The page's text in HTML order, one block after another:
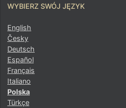
WYBIERZ SWÓJ JĘZYK
English
Česky
Deutsch
Español
Français
Italiano
Polska
Türkçe